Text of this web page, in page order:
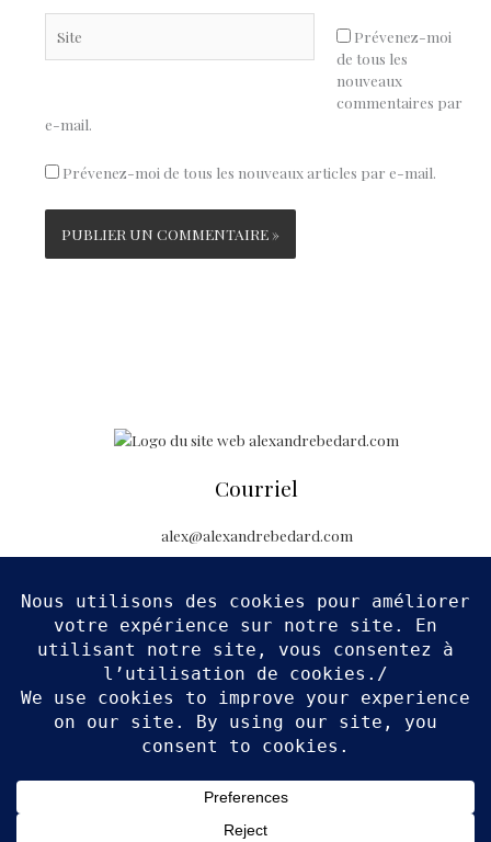
Prévenez-moi
de tous les
nouveaux
commentaires par
e-mail.
Prévenez-moi de tous les nouveaux articles par e-mail.
Courriel
alex@alexandrebedard.com
Suivez-moi